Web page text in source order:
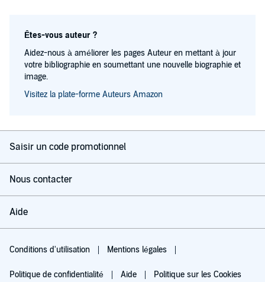
Êtes-vous auteur ?
Aidez-nous à améliorer les pages Auteur en mettant à jour
votre bibliographie en soumettant une nouvelle biographie et
image.
Visitez la plate-forme Auteurs Amazon
Saisir un code promotionnel
Nous contacter
Aide
Conditions d'utilisation Mentions légales
Politique de confidentialité Aide Politique sur les Cookies